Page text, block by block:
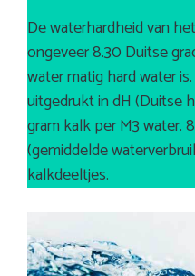
De waterhardheid van
ongeveer 8.30 Duitse
water matig hard water
uitgedrukt in dH (Duitse
gram kalk per M3 water.
(gemiddelde
kalkdeeltjes.